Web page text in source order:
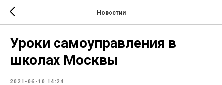
Новостии
Уроки самоуправления в
школах Москвы
2021-06-10 14:24